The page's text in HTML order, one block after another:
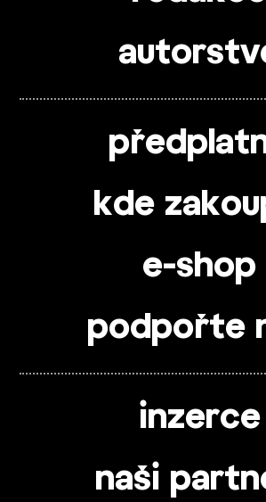
kde
e-shop
podpořte
inzerce
naši